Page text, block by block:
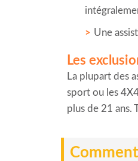
Une
Les
La plupart des
sport ou les
plus de 21 ans.